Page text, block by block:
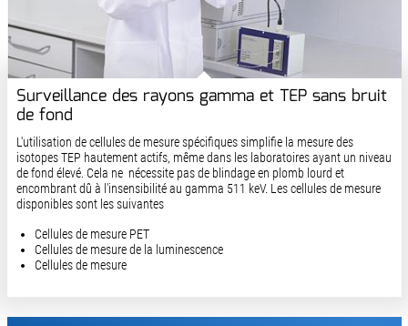
Surveillance des rayons gamma et TEP sans bruit
de fond
L'utilisation de cellules de mesure spécifiques simplifie la mesure des
isotopes TEP hautement actifs, même dans les laboratoires ayant un niveau
de fond élevé. Cela ne nécessite pas de blindage en plomb lourd et
encombrant dû à l'insensibilité au gamma 511 keV. Les cellules de mesure
disponibles sont les suivantes
Cellules de mesure PET
Cellules de mesure de la luminescence
Cellules de mesure